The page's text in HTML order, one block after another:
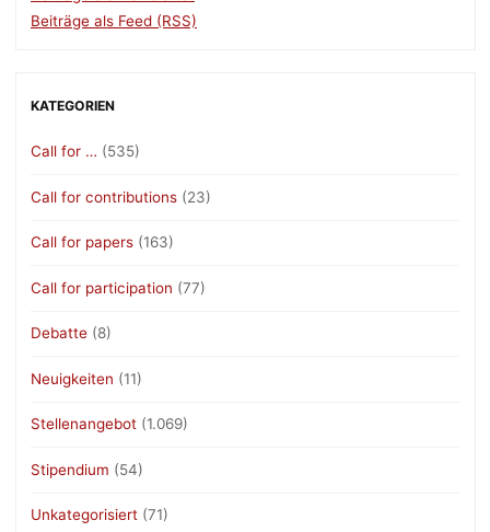
Beiträge als Feed (RSS)
KATEGORIEN
Call for … (535)
Call for contributions (23)
Call for papers (163)
Call for participation (77)
Debatte (8)
Neuigkeiten (11)
Stellenangebot (1.069)
Stipendium (54)
Unkategorisiert (71)